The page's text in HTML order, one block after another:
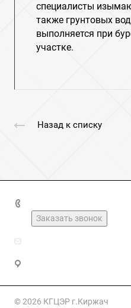
специалисты
также грунтовых
выполняется при
участке.
Назад к списку
Заказать звонок
© 2026 КГЦЭР г.Киржач